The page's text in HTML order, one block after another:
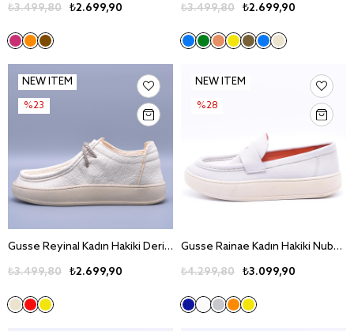
₺2.699,90
₺3.499,80
₺2.699,90
₺3.499,80
Gusse Reyinal Kadın Hakiki Deri Günlük Ayakkabı 241094T
₺2.699,90
₺3.499,80
NEW ITEM
%23
Gusse Rainae Kadın Hakiki Nubuk Deri Günlük Ayakkabı 161077-1
₺3.099,90
₺4.299,80
NEW ITEM
%28